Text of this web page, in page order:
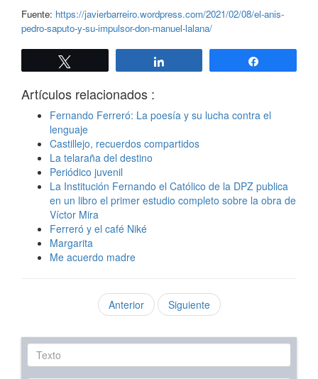
Fuente: https://javierbarreiro.wordpress.com/2021/02/08/el-anis-
pedro-saputo-y-su-impulsor-don-manuel-lalana/
Artículos relacionados :
Fernando Ferreró: La poesía y su lucha contra el
lenguaje
Castillejo, recuerdos compartidos
La telaraña del destino
Periódico juvenil
La Institución Fernando el Católico de la DPZ publica
en un libro el primer estudio completo sobre la obra de
Víctor Mira
Ferreró y el café Niké
Margarita
Me acuerdo madre
Anterior Siguiente
Texto